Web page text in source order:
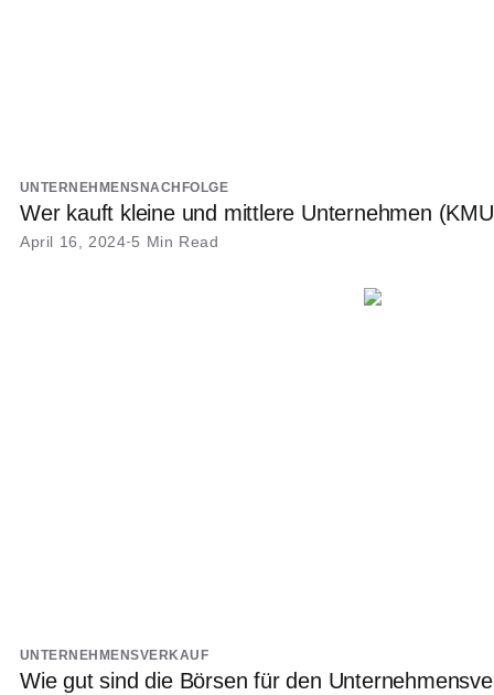
UNTERNEHMENSNACHFOLGE
Wer kauft kleine und mittlere Unternehmen
April 16, 2024 5 Min Read
UNTERNEHMENSVERKAUF
Wie gut sind die Börsen für den